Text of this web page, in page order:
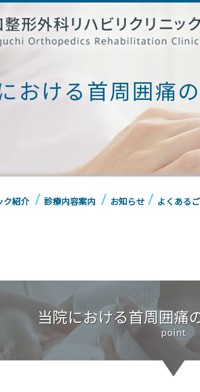
おける首周囲痛
ク紹介 診療内容案内 お知らせ よくある
当院における首周囲痛
point